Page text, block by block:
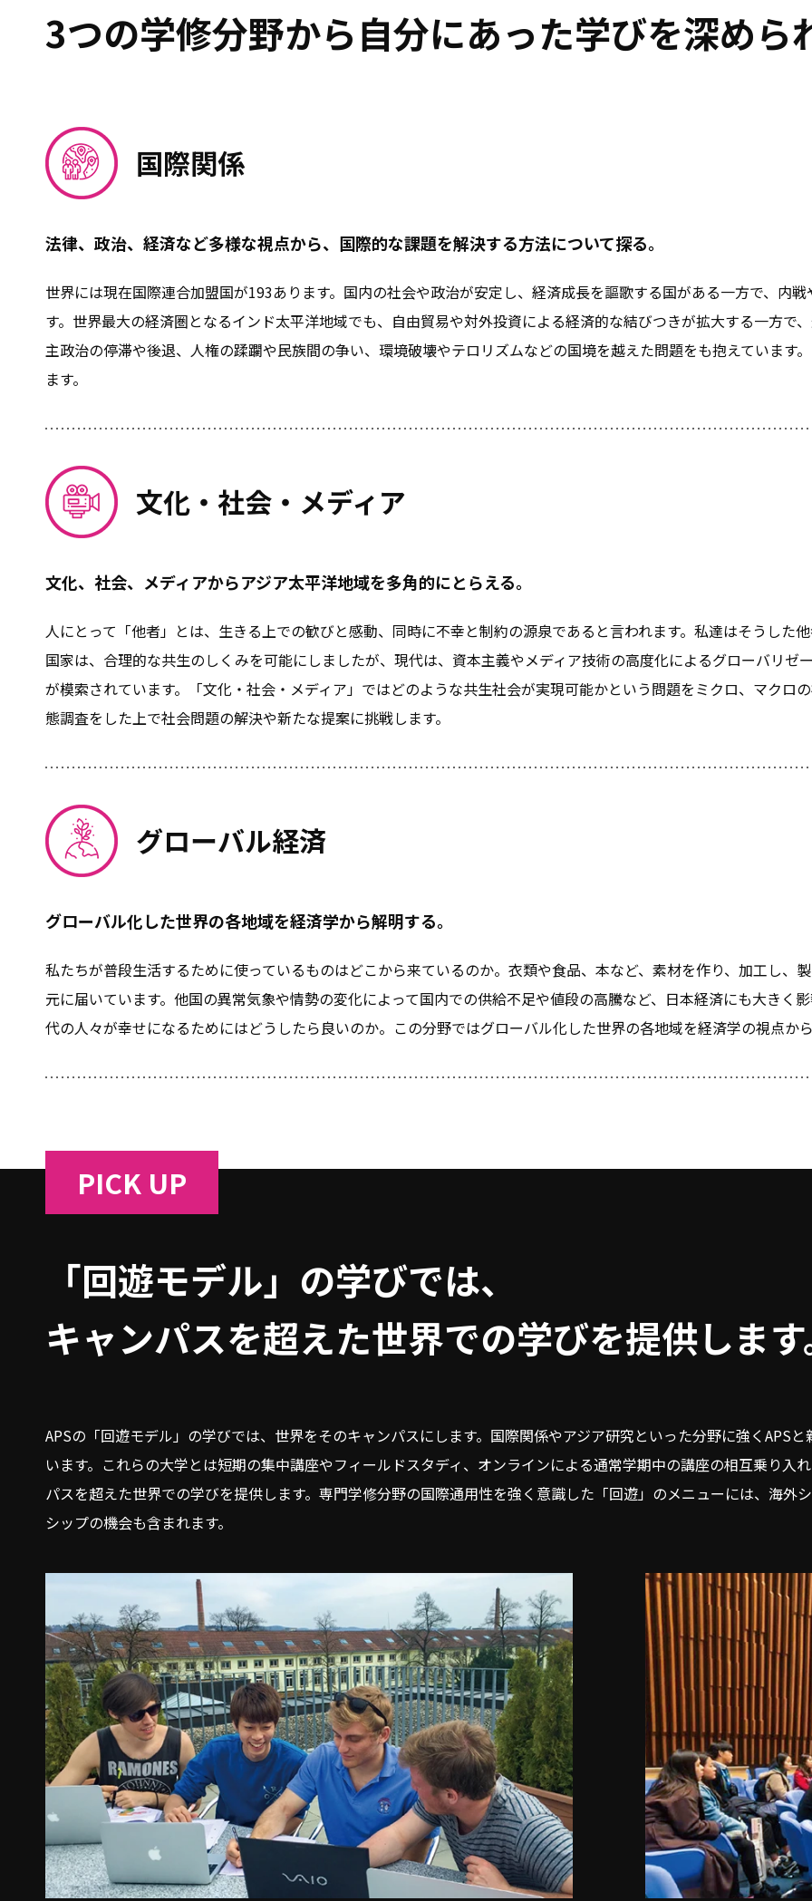
3つの学修分野から自分にあった学びを深めら
国際関係
法律、政治、経済など多様な視点から、国際的な課題を解決する方法について探る。
世界には現在国際連合加盟国が193あります。国内の社会や政治が安定し、経済成長を謳歌する国がある一方で、内
す。世界最大の経済圏となるインド太平洋地域でも、自由貿易や対外投資による経済的な結びつきが拡大する一方で
主政治の停滞や後退、人権の蹂躙や民族間の争い、環境破壊やテロリズムなどの国境を越えた問題をも抱えています
ます。
文化・社会・メディア
文化、社会、メディアからアジア太平洋地域を多角的にとらえる。
人にとって「他者」とは、生きる上での歓びと感動、同時に不幸と制約の源泉であると言われます。私達はそうした
国家は、合理的な共生のしくみを可能にしましたが、現代は、資本主義やメディア技術の高度化によるグローバリゼ
が模索されています。「文化・社会・メディア」ではどのような共生社会が実現可能かという問題をミクロ、マクロ
態調査をした上で社会問題の解決や新たな提案に挑戦します。
グローバル経済
グローバル化した世界の各地域を経済学から解明する。
私たちが普段生活するために使っているものはどこから来ているのか。衣類や食品、本など、素材を作り、加工し、
元に届いています。他国の異常気象や情勢の変化によって国内での供給不足や値段の高騰など、日本経済にも大きく
代の人々が幸せになるためにはどうしたら良いのか。この分野ではグローバル化した世界の各地域を経済学の視点か
PICK UP
「回遊モデル」の学びでは、
キャンパスを超えた世界での学びを提供しま
APSの「回遊モデル」の学びでは、世界をそのキャンパスにします。国際関係やアジア研究といった分野に強くAPS
います。これらの大学とは短期の集中講座やフィールドスタディ、オンラインによる通常学期中の講座の相互乗り入
パスを超えた世界での学びを提供します。専門学修分野の国際通用性を強く意識した「回遊」のメニューには、海外
シップの機会も含まれます。